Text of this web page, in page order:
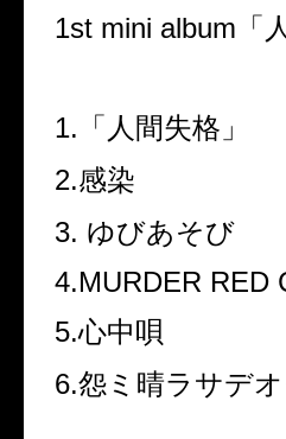
1st mini album「
1.「人間失格」
2.感染
3. ゆびあそび
4.MURDER RED
5.心中唄
6.怨ミ晴ラサデ